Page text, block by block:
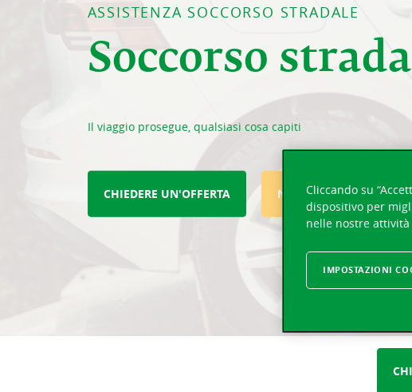
ASSISTENZA SOCCORSO STRADALE
Soccorso
Il viaggio prosegue, qualsiasi cosa capiti
CHIEDERE UN'OFFERTA NOTIFICARE UN CASO
Cliccando su
dispositivo per
nelle nostre
IMPOSTAZIONI